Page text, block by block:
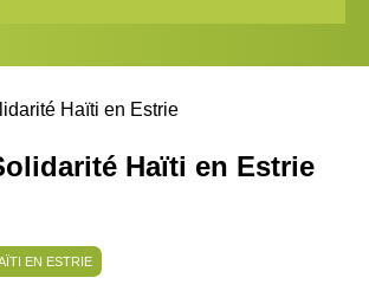
Haïti en Estrie
Haïti en Estrie
EN ESTRIE